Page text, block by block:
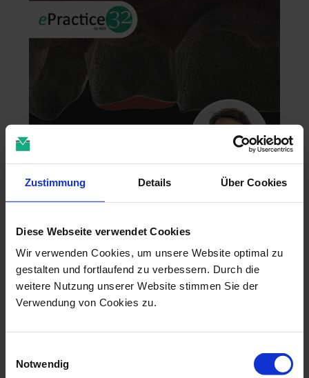
Zustimmung Details Über Cookies
Diese Webseite verwendet Cookies
Wir verwenden Cookies, um unsere Website optimal zu
gestalten und fortlaufend zu verbessern. Durch die
weitere Nutzung unserer Website stimmen Sie der
Verwendung von Cookies zu.
Notwendig
Zahntechnik im 4D-Zeitalter
online
Dr. Christian Leonhardt